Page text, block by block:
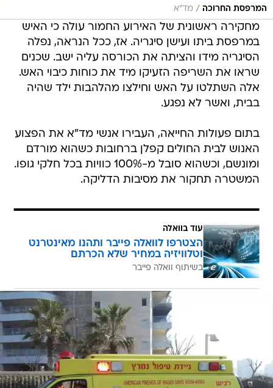
המרפסת החרוכה / מד"א
מחקירה ראשונית של האירוע החמור עולה כי האיש
במרפסת ביתו ועישן סיגריה. אז, ככל הנראה, נפלה
הסיגריה מידו והציתה את הכורסה עליה ישב. שכנים
שראו את השריפה הזעיקו מיד את כוחות כיבוי האש.
אלה השתלטו על האש וחילצו מהלהבות ילד שהיה
בבית, ואשר לא נפגע.
בתום פעולות החייאה, העבירו אנשי מד"א את הפצוע
האנוש לבית החולים קפלן ברחובות כשהוא מורדם
ומונשם, וכשהוא סובל מ-100% כוויות בכל חלקי גופו.
המשטרה תחקור את מסיבות הדליקה.
עוד בוואלה
הצטרפו לוואלה פייבר ותהנו מאינטרנט
וטלוויזיה במחיר שלא הכרתם
בשיתוף וואלה פייבר